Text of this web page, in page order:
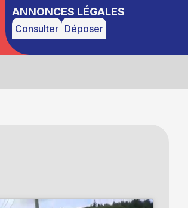
ANNONCES LÉGALES
Consulter Déposer